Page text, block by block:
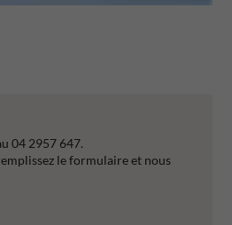
04 2957 647.
le formulaire et nous